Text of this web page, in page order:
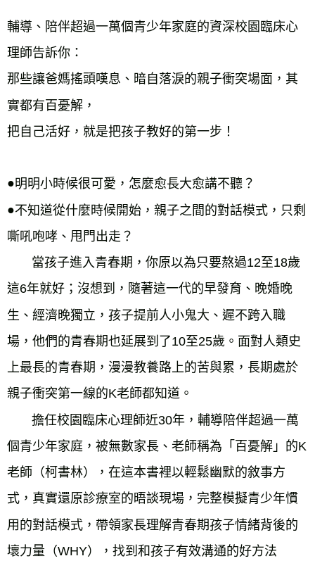
輔導、陪伴超過一萬個青少年家庭的資深校園臨床心
理師告訴你：
那些讓爸媽搖頭嘆息、暗自落淚的親子衝突場面，其
實都有百憂解，
把自己活好，就是把孩子教好的第一步！
●明明小時候很可愛，怎麼愈長大愈講不聽？
●不知道從什麼時候開始，親子之間的對話模式，只剩
嘶吼咆哮、甩門出走？
這6年就好；沒想到，隨著這一代的早發育、晚婚晚
生、經濟晚獨立，孩子提前人小鬼大、遲不跨入職
場，他們的青春期也延展到了10至25歲。面對人類史
上最長的青春期，漫漫教養路上的苦與累，長期處於
親子衝突第一線的K老師都知道。
個青少年家庭，被無數家長、老師稱為「百憂解」的K
老師（柯書林），在這本書裡以輕鬆幽默的敘事方
式，真實還原診療室的晤談現場，完整模擬青少年慣
用的對話模式，帶領家長理解青春期孩子情緒背後的
壞力量（WHY），找到和孩子有效溝通的好方法